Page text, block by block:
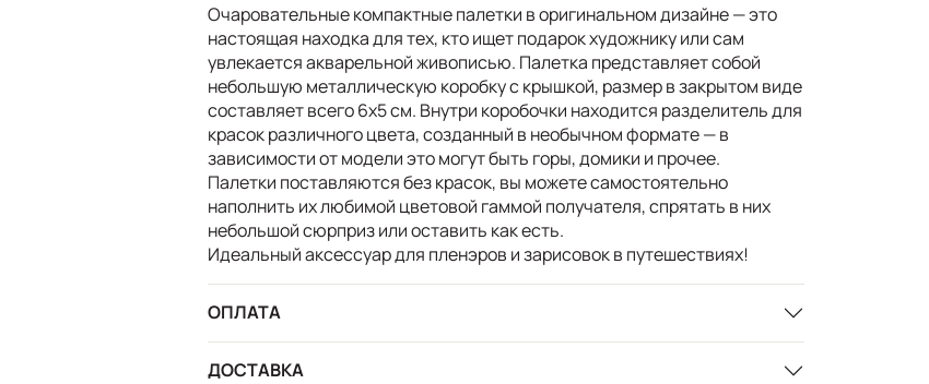
Очаровательные компактные палетки в оригинальном дизайне — это
настоящая находка для тех, кто ищет подарок художнику или сам
увлекается акварельной живописью. Палетка представляет собой
небольшую металлическую коробку с крышкой, размер в закрытом виде
составляет всего 6х5 см. Внутри коробочки находится разделитель для
красок различного цвета, созданный в необычном формате — в
зависимости от модели это могут быть горы, домики и прочее.
Палетки поставляются без красок, вы можете самостоятельно
наполнить их любимой цветовой гаммой получателя, спрятать в них
небольшой сюрприз или оставить как есть.
Идеальный аксессуар для пленэров и зарисовок в путешествиях!
ОПЛАТА
ДОСТАВКА